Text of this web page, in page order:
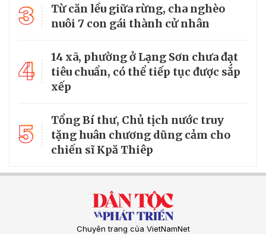
3
Từ căn lều giữa rừng, cha nghèo
nuôi 7 con gái thành cử nhân
4
14 xã, phường ở Lạng Sơn chưa đạt
tiêu chuẩn, có thể tiếp tục được sắp
xếp
5
Tổng Bí thư, Chủ tịch nước truy
tặng huân chương dũng cảm cho
chiến sĩ Kpă Thiêp
Chuyên trang của VietNamNet